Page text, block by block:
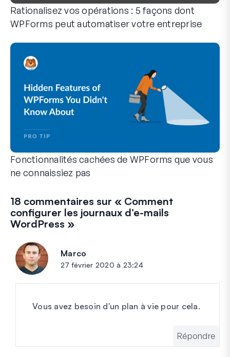
Rationalisez vos opérations : 5 façons dont
WPForms peut automatiser votre entreprise
Fonctionnalités cachées de WPForms que vous
ne connaissiez pas
18 commentaires sur « Comment
configurer les journaux d’e-mails
WordPress »
Marco
27 février 2020 à 23:24
Vous avez besoin d'un plan à vie pour cela.
Répondre